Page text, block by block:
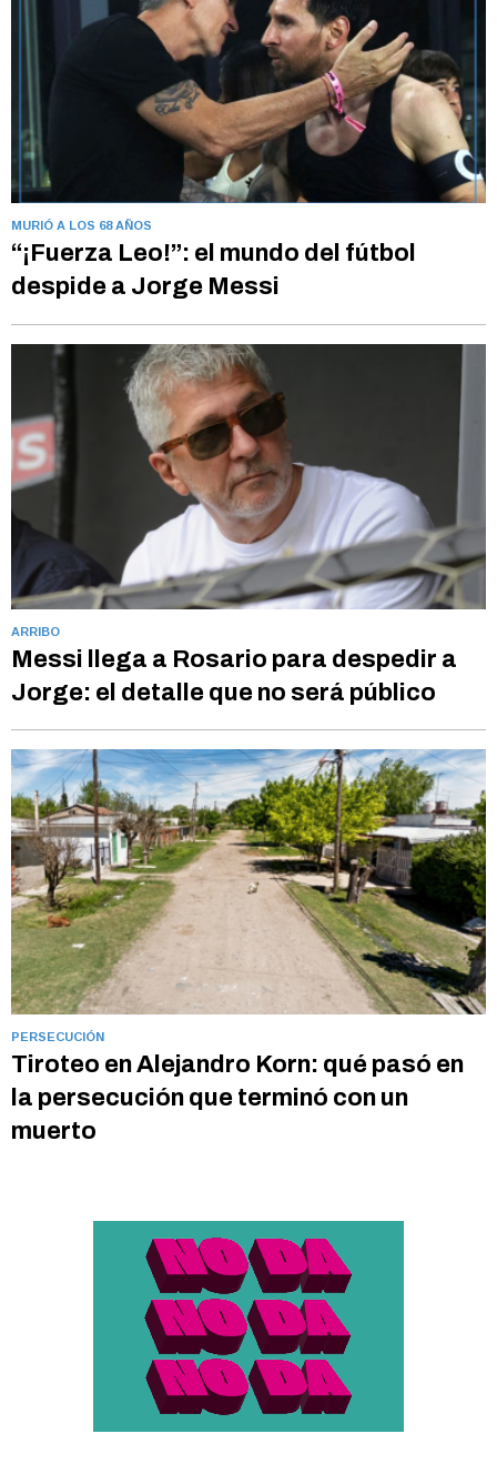
MURIÓ A LOS 68 AÑOS
“¡Fuerza Leo!”: el mundo del fútbol
despide a Jorge Messi
ARRIBO
Messi llega a Rosario para despedir a
Jorge: el detalle que no será público
PERSECUCIÓN
Tiroteo en Alejandro Korn: qué pasó en
la persecución que terminó con un
muerto